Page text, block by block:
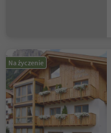
Na życzenie